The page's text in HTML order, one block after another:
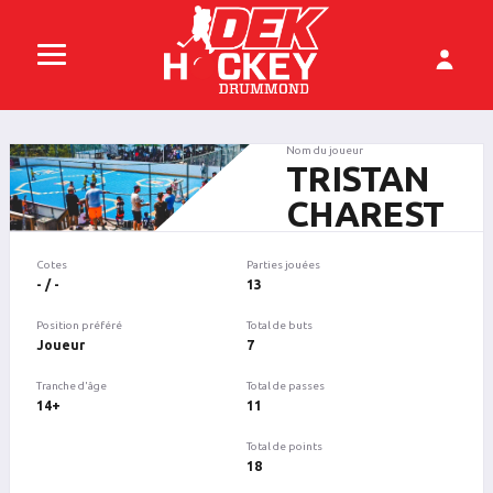
Nom du joueur
TRISTAN
CHAREST
Cotes
- / -
Position préféré
Joueur
Tranche d'âge
14+
Parties jouées
13
Total de buts
7
Total de passes
11
Total de points
18